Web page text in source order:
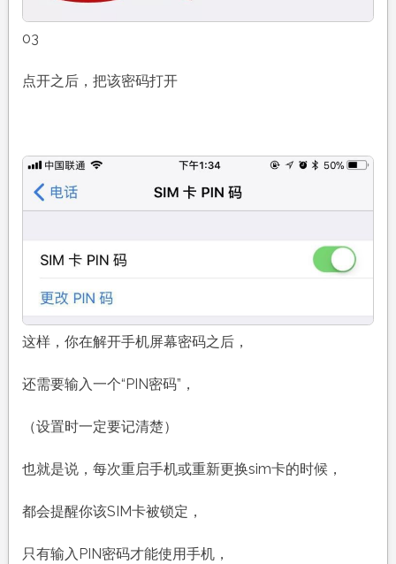
03
点开之后，把该密码打开
这样，你在解开手机屏幕密码之后，
还需要输入一个“PIN密码”，
（设置时一定要记清楚）
也就是说，每次重启手机或重新更换sim卡的时候，
都会提醒你该SIM卡被锁定，
只有输入PIN密码才能使用手机，